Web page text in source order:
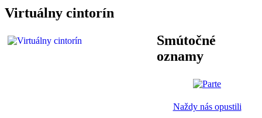
Virtuálny cintorín
Smútočné
oznamy
Naždy nás opustili